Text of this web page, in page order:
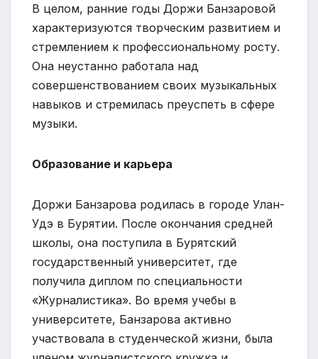
В целом, ранние годы Доржи Банзаровой
характеризуются творческим развитием и
стремлением к профессиональному росту.
Она неустанно работала над
совершенствованием своих музыкальных
навыков и стремилась преуспеть в сфере
музыки.
Образование и карьера
Доржи Банзарова родилась в городе Улан-
Удэ в Бурятии. После окончания средней
школы, она поступила в Бурятский
государственный университет, где
получила диплом по специальности
«Журналистика». Во время учебы в
университете, Банзарова активно
участвовала в студенческой жизни, была